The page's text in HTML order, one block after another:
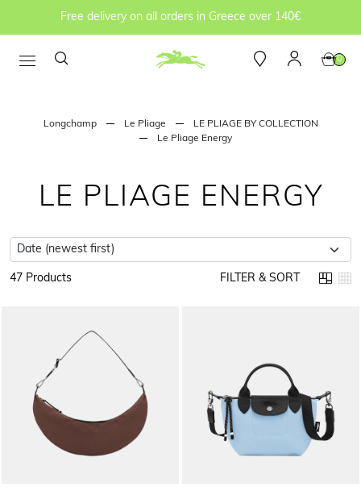
Free delivery on all orders in Greece over 140€
0
Longchamp Le Pliage
LE PLIAGE BY COLLECTION
Le Pliage Energy
LE PLIAGE ENERGY
47 Products FILTER & SORT